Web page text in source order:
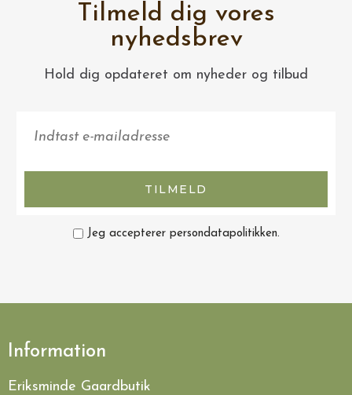
Tilmeld dig vores
nyhedsbrev
Hold dig opdateret om nyheder og tilbud
TILMELD
Jeg accepterer persondatapolitikken.
Information
Eriksminde Gaardbutik